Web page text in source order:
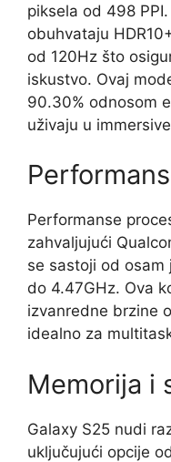
piksela od 498
obuhvataju
od 120Hz što
iskustvo. Ovaj
90.30% odnosom
uživaju u
Performanse
zahvaljujući
se sastoji od osam
do 4.47GHz. Ova
izvanredne brzine
idealno za
Memorija i
Galaxy S25 nudi
uključujući opcije